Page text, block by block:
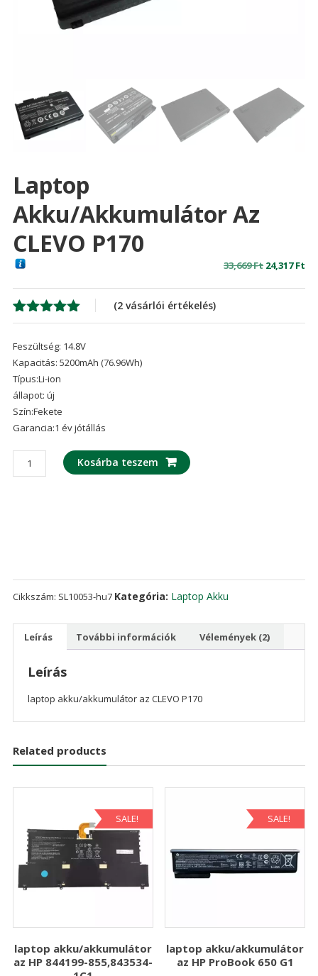
Laptop
Akku/akkumulátor Az
CLEVO P170
33,669Ft Original
24,317Ft
Értékelés
ből,
2
értékelés
alapján
(2 vásárlói értékelés)
Feszültség: 14.8V
Kapacitás: 5200mAh (76.96Wh)
Típus:Li-ion
állapot: új
Szín:Fekete
Garancia:1 év jótállás
laptop
akku/akkumulátor
Kosárba teszem
Cikkszám: SL10053-hu7 Kategória: Laptop Akku
Leírás További információk Vélemények (2)
Leírás
laptop akku/akkumulátor az CLEVO P170
Related products
SALE!
laptop akku/akkumulátor
az HP 844199-855,843534-
SALE!
laptop akku/akkumulátor
az HP ProBook 650 G1